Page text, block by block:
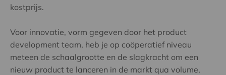
kostprijs.
Voor innovatie, vorm gegeven door het product
development team, heb je op coöperatief niveau
meteen de schaalgrootte en de slagkracht om een
nieuw product te lanceren in de markt qua volume,